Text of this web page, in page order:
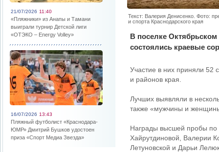
21/07/2026 11:40
«Пляжники» из Анапы и Тамани
выиграли турнир Детской лиги
«ОТЭКО – Energy Volley»
16/07/2026 13:43
Пляжный футболист «Краснодара-
ЮМР» Дмитрий Бушков удостоен
приза «Спорт Медиа Звезда»
Текст: Валерия Денисенко. Фото:
и спорта Краснодарского края
В поселке Октябрьском
состоялись краевые
Участие в них приняли 52
и районов края.
Лучших выявляли в
также «мужчины и
Награды высшей пробы по
Хайрутдиновой, Валерии
Летуновской и Дарьи